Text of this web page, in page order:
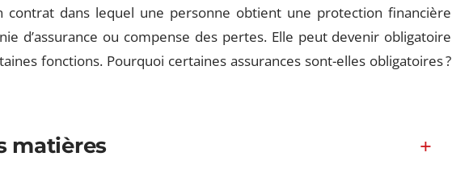
contrat dans lequel une personne obtient une protection financière
d’assurance ou compense des pertes. Elle peut devenir obligatoire
fonctions. Pourquoi certaines assurances sont-elles obligatoires ?
matières